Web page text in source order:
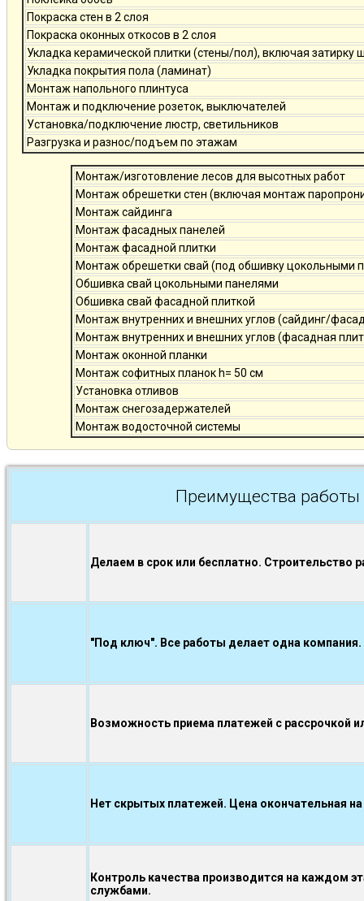
Покраска стен в 2 слоя
Покраска оконных откосов в 2 слоя
Укладка керамической плитки (стены/пол), включая затирку
Укладка покрытия пола (ламинат)
Монтаж напольного плинтуса
Монтаж и подключение розеток, выключателей
Установка/подключение люстр, светильников
Разгрузка и разнос/подъем по этажам
Монтаж/изготовление лесов для высотных работ
Монтаж обрешетки стен (включая монтаж
Монтаж сайдинга
Монтаж фасадных панелей
Монтаж фасадной плитки
Монтаж обрешетки свай (под обшивку цокольными
Обшивка свай цокольными панелями
Обшивка свай фасадной плиткой
Монтаж внутренних и внешних углов (сайдинг/
Монтаж внутренних и внешних углов (фасадная
Монтаж оконной планки
Монтаж софитных планок h= 50 см
Установка отливов
Монтаж снегозадержателей
Монтаж водосточной системы
Преимущества
Делаем в срок или бесплатно. Строительство
"Под ключ". Все работы делает одна компания.
Возможность приема платежей с рассрочкой
Нет скрытых платежей. Цена окончательная
Контроль качества производится на каждом
службами.